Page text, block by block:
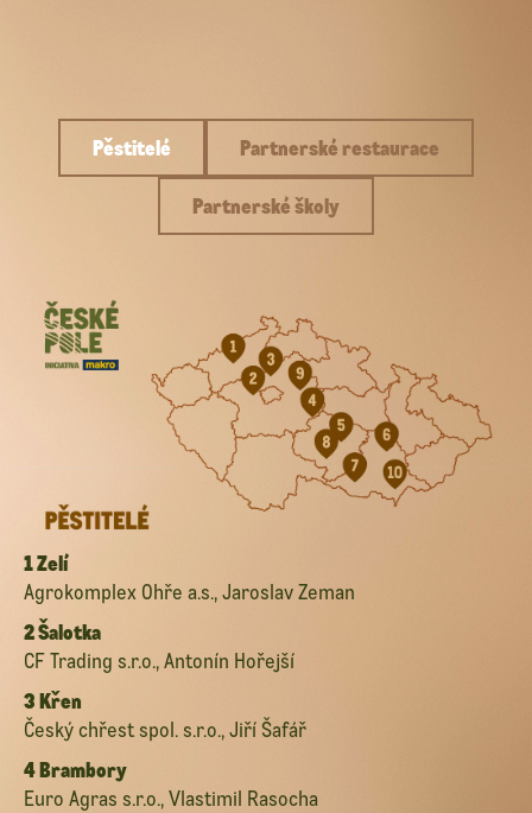
Pěstitelé Partnerské restaurace
Partnerské školy
1 Zelí
Agrokomplex Ohře a.s., Jaroslav Zeman
2 Šalotka
CF Trading s.r.o., Antonín Hořejší
3 Křen
Český chřest spol. s.r.o., Jiří Šafář
4 Brambory
Euro Agras s.r.o., Vlastimil Rasocha